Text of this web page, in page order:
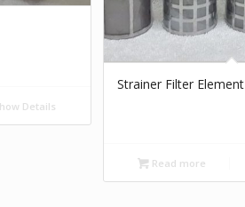
Details
Strainer Filter Element
Read more